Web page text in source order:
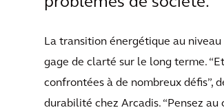
La transition énergétique au
gage de clarté sur le long terme.
confrontées à de nombreux défis”,
durabilité chez Arcadis. “Pensez